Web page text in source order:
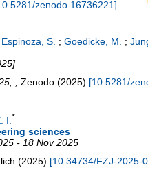
zenodo.16736221]
Espinoza, S. ; Goedicke, M. ;
Zenodo (2025) [10.5281/
I.*
sciences
- 18 Nov 2025
(2025) [10.34734/FZJ-2025-